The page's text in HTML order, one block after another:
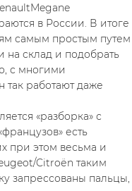
в России. В итоге
самым простым путем
на склад и подобрать
с многими
работают даже
«разборка» с
есть
при этом весьма и
Citroёn таким
запрессованы пальцы,